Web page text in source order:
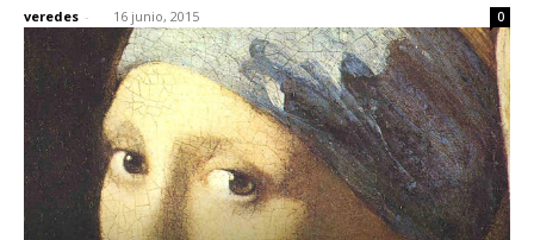
veredes - 16 junio, 2015 0